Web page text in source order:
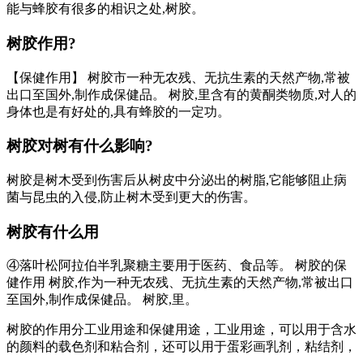
能与蜂胶有很多的相识之处,树胶。
树胶作用?
【保健作用】 树胶市一种无农残、无抗生素的天然产物,常被
出口至国外,制作成保健品。 树胶,里含有的黄酮类物质,对人的
身体也是有好处的,具有蜂胶的一定功。
树胶对树有什么影响?
树胶是树木受到伤害后从树皮中分泌出的树脂,它能够阻止病
菌与昆虫的入侵,防止树木受到更大的伤害。
树胶有什么用
④落叶松阿拉伯半乳聚糖主要用于医药、食品等。 树胶的保
健作用 树胶,作为一种无农残、无抗生素的天然产物,常被出口
至国外,制作成保健品。 树胶,里。
树胶的作用分工业用途和保健用途，工业用途，可以用于含水
的颜料的载色剂和粘合剂，还可以用于蛋彩画乳剂，粘结剂，